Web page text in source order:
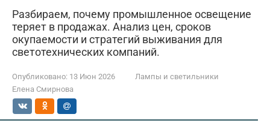
Разбираем, почему промышленное освещение
теряет в продажах. Анализ цен, сроков
окупаемости и стратегий выживания для
светотехнических компаний.
Опубликовано: 13 Июн 2026
Лампы и светильники
Елена Смирнова